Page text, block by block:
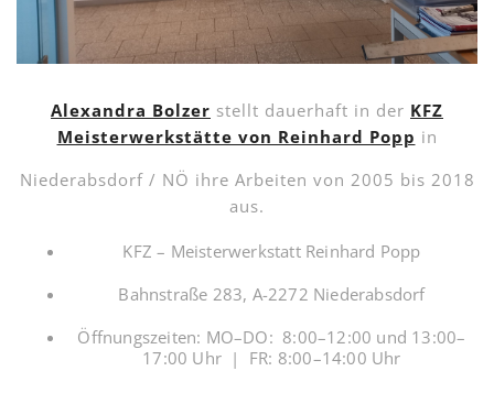
Alexandra Bolzer stellt dauerhaft in der KFZ
Meisterwerkstätte von Reinhard Popp in
Niederabsdorf / NÖ ihre Arbeiten von 2005 bis 2018
aus.
KFZ – Meisterwerkstatt Reinhard Popp
Bahnstraße 283, A-2272 Niederabsdorf
Öffnungszeiten: MO–DO: 8:00–12:00 und 13:00–
17:00 Uhr | FR: 8:00–14:00 Uhr